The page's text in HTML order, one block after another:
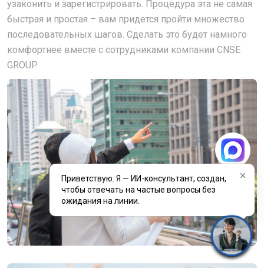
узаконить и зарегистрировать. Процедура эта не самая
быстрая и простая – вам придется пройти множество
последовательных шагов. Сделать это будет намного
комфортнее вместе с сотрудниками компании CNSE
GROUP.
Приветствую. Я — ИИ-консультант, создан,
чтобы отвечать на частые вопросы без
ожидания на линии.